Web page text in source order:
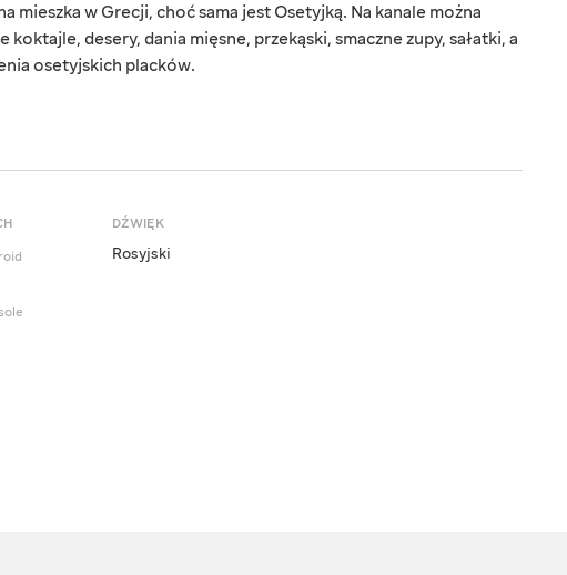
mieszka w Grecji, choć sama jest Osetyjką. Na kanale można
koktajle, desery, dania mięsne, przekąski, smaczne zupy, sałatki, a
osetyjskich placków.
DŹWIĘK
Rosyjski